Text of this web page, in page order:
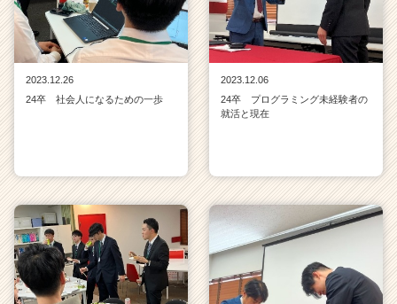
2023.12.26
24卒 社会人になるための一歩
2023.12.06
24卒 プログラミング未経験者の
就活と現在